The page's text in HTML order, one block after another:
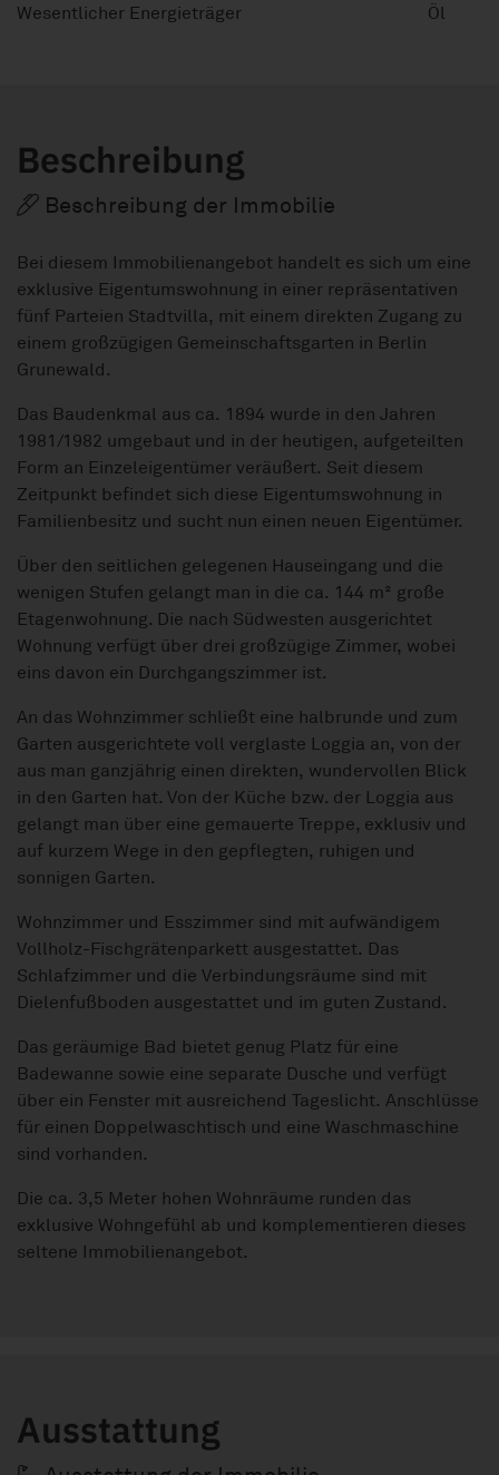
Wesentlicher Energieträger Öl
Beschreibung
Beschreibung der Immobilie
Bei diesem Immobilienangebot handelt es sich um eine
exklusive Eigentumswohnung in einer repräsentativen
fünf Parteien Stadtvilla, mit einem direkten Zugang zu
einem großzügigen Gemeinschaftsgarten in Berlin
Grunewald.
Das Baudenkmal aus ca. 1894 wurde in den Jahren
1981/1982 umgebaut und in der heutigen, aufgeteilten
Form an Einzeleigentümer veräußert. Seit diesem
Zeitpunkt befindet sich diese Eigentumswohnung in
Familienbesitz und sucht nun einen neuen Eigentümer.
Über den seitlichen gelegenen Hauseingang und die
wenigen Stufen gelangt man in die ca. 144 m² große
Etagenwohnung. Die nach Südwesten ausgerichtet
Wohnung verfügt über drei großzügige Zimmer, wobei
eins davon ein Durchgangszimmer ist.
An das Wohnzimmer schließt eine halbrunde und zum
Garten ausgerichtete voll verglaste Loggia an, von der
aus man ganzjährig einen direkten, wundervollen Blick
in den Garten hat. Von der Küche bzw. der Loggia aus
gelangt man über eine gemauerte Treppe, exklusiv und
auf kurzem Wege in den gepflegten, ruhigen und
sonnigen Garten.
Wohnzimmer und Esszimmer sind mit aufwändigem
Vollholz-Fischgrätenparkett ausgestattet. Das
Schlafzimmer und die Verbindungsräume sind mit
Dielenfußboden ausgestattet und im guten Zustand.
Das geräumige Bad bietet genug Platz für eine
Badewanne sowie eine separate Dusche und verfügt
über ein Fenster mit ausreichend Tageslicht. Anschlüsse
für einen Doppelwaschtisch und eine Waschmaschine
sind vorhanden.
Die ca. 3,5 Meter hohen Wohnräume runden das
exklusive Wohngefühl ab und komplementieren dieses
seltene Immobilienangebot.
Ausstattung